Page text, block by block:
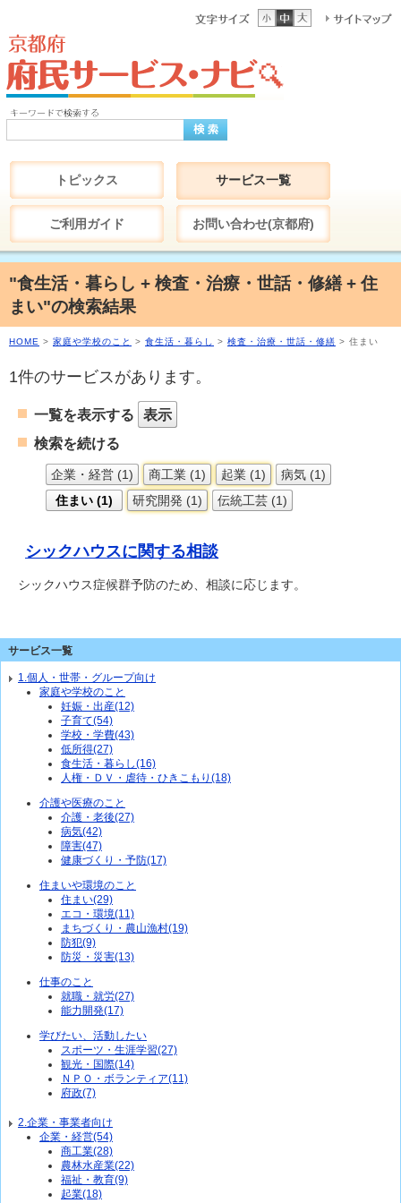
トピックス サービス一覧
ご利用ガイド お問い合わせ(京都府)
"食生活・暮らし + 検査・治療・世話・修繕 + 住
まい"の検索結果
HOME > 家庭や学校のこと > 食生活・暮らし > 検査・治療・世話・修繕 > 住まい
1件のサービスがあります。
一覧を表示する
表示
検索を続ける
企業・経営 (1) 商工業 (1) 起業 (1)
病気 (1)
住まい (1)
研究開発 (1) 伝統工芸 (1)
シックハウスに関する相談
シックハウス症候群予防のため、相談に応じます。
サービス一覧
1.個人・世帯・グループ向け
家庭や学校のこと
妊娠・出産(12)
子育て(54)
学校・学費(43)
低所得(27)
食生活・暮らし(16)
人権・ＤＶ・虐待・ひきこもり(18)
介護や医療のこと
介護・老後(27)
病気(42)
障害(47)
健康づくり・予防(17)
住まいや環境のこと
住まい(29)
エコ・環境(11)
まちづくり・農山漁村(19)
防犯(9)
防災・災害(13)
仕事のこと
就職・就労(27)
能力開発(17)
学びたい、活動したい
スポーツ・生涯学習(27)
観光・国際(14)
ＮＰＯ・ボランティア(11)
府政(7)
2.企業・事業者向け
企業・経営(54)
商工業(28)
農林水産業(22)
福祉・教育(9)
起業(18)